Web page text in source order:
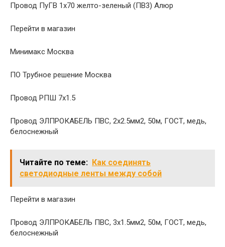
Провод ПуГВ 1х70 желто-зеленый (ПВ3) Алюр
Перейти в магазин
Минимакс Москва
ПО Трубное решение Москва
Провод РПШ 7х1.5
Провод ЭЛПРОКАБЕЛЬ ПВС, 2х2.5мм2, 50м, ГОСТ, медь,
белоснежный
Читайте по теме: Как соединять
светодиодные ленты между собой
Перейти в магазин
Провод ЭЛПРОКАБЕЛЬ ПВС, 3х1.5мм2, 50м, ГОСТ, медь,
белоснежный